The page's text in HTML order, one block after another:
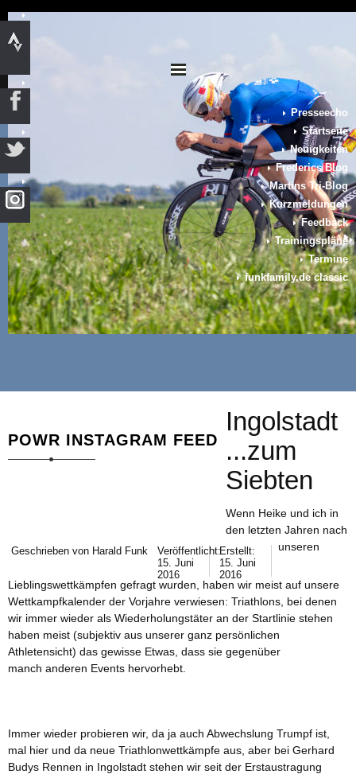
Presseecho
Startseite
Neuigkeiten
Frederics Blog
Martins Tri-Blog
Kurzmeldungen
Feedback
Trainingspläne
Termine
funkfamily.de classic
POWR INSTAGRAM FEED
Ingolstadt
...zum
Siebten
Geschrieben von Harald Funk
Veröffentlicht:
15. Juni
2016
Erstellt:
15. Juni
2016
Wenn Heike und ich in
den letzten Jahren nach
unseren
Lieblingswettkämpfen gefragt wurden, haben wir meist auf unsere
Wettkampfkalender der Vorjahre verwiesen: Triathlons, bei denen
wir immer wieder als Wiederholungstäter an der Startlinie stehen
haben meist (subjektiv aus unserer ganz persönlichen
Athletensicht) das gewisse Etwas, dass sie gegenüber
manch anderen Events hervorhebt.
Immer wieder probieren wir, da ja auch Abwechslung Trumpf ist,
mal hier und da neue Triathlonwettkämpfe aus, aber bei Gerhard
Budys Rennen in Ingolstadt stehen wir seit der Erstaustragung